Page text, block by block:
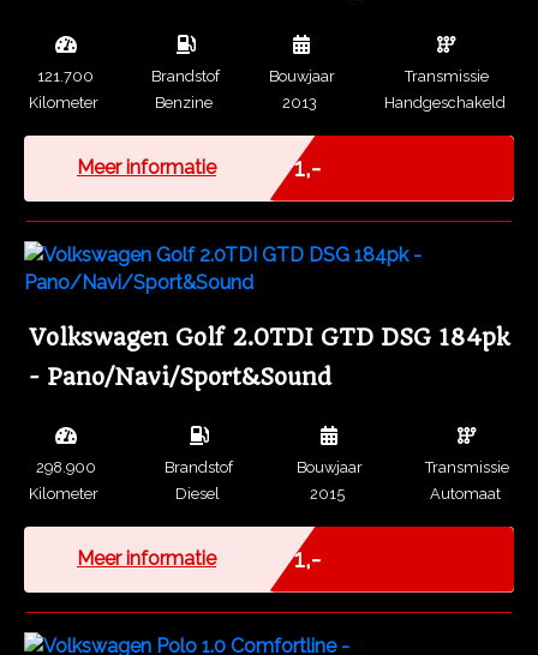
121.700
Kilometer
Brandstof
Benzine
Bouwjaar
2013
Transmissie
Handgeschakeld
Meer informatie € 1,-
Volkswagen Golf 2.0TDI GTD DSG 184pk
- Pano/Navi/Sport&Sound
298.900
Kilometer
Brandstof
Diesel
Bouwjaar
2015
Transmissie
Automaat
Meer informatie € 1,-